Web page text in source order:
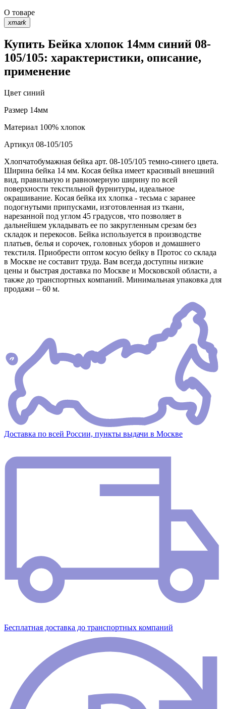
О товаре
xmark
Купить Бейка хлопок 14мм синий 08-
105/105: характеристики, описание,
применение
Цвет синий
Размер 14мм
Материал 100% хлопок
Артикул 08-105/105
Хлопчатобумажная бейка арт. 08-105/105 темно-синего цвета.
Ширина бейка 14 мм. Косая бейка имеет красивый внешний
вид, правильную и равномерную ширину по всей
поверхности текстильной фурнитуры, идеальное
окрашивание. Косая бейка их хлопка - тесьма с заранее
подогнутыми припусками, изготовленная из ткани,
нарезанной под углом 45 градусов, что позволяет в
дальнейшем укладывать ее по закругленным срезам без
складок и перекосов. Бейка используется в производстве
платьев, белья и сорочек, головных уборов и домашнего
текстиля. Приобрести оптом косую бейку в Протос со склада
в Москве не составит труда. Вам всегда доступны низкие
цены и быстрая доставка по Москве и Московской области, а
также до транспортных компаний. Минимальная упаковка для
продажи – 60 м.
Доставка по всей России, пункты выдачи в Москве
Бесплатная доставка до транспортных компаний